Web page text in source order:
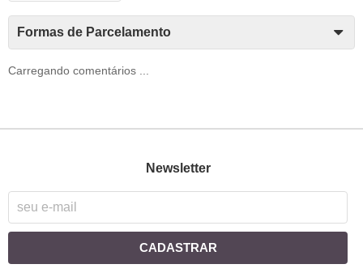
Formas de Parcelamento
Carregando comentários ...
Newsletter
CADASTRAR